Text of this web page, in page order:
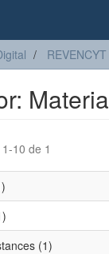
REVENCYT
Materia
10 de 1
(1)